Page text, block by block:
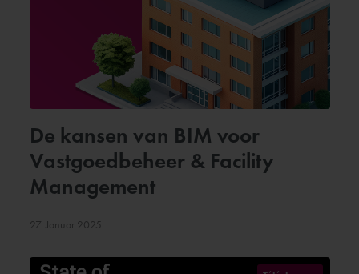
De kansen van BIM voor
Vastgoedbeheer & Facility
Management
27. Januar 2025